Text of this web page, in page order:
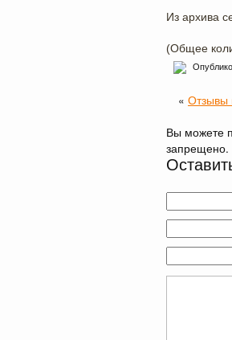
Из архива
(Общее
« Отзывы
Вы можете
запрещено.